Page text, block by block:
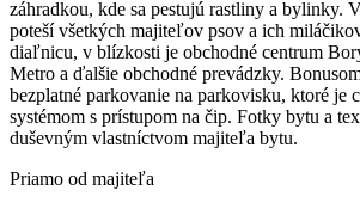
záhradkou, kde sa pestujú rastliny a bylinky.
poteší všetkých majiteľov psov a ich
diaľnicu, v blízkosti je obchodné centrum
Metro a ďalšie obchodné prevádzky.
bezplatné parkovanie na parkovisku, ktoré je
systémom s prístupom na čip. Fotky bytu a
duševným vlastníctvom majiteľa bytu.
Priamo od majiteľa